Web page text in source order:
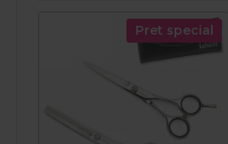
Pret special